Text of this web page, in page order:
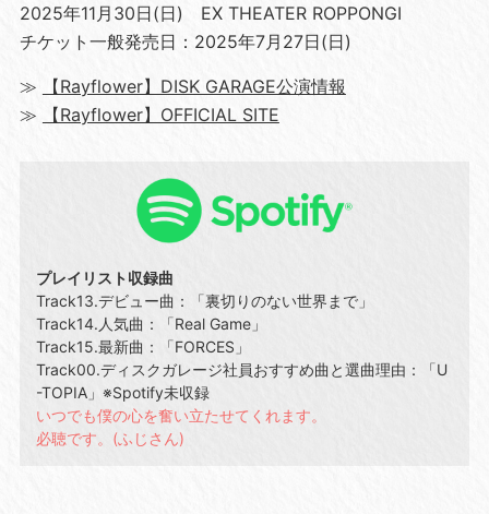
2025年11月30日(日) EX THEATER ROPPONGI
チケット一般発売日：2025年7月27日(日)
≫
【Rayflower】DISK GARAGE公演情報
≫
【Rayflower】OFFICIAL SITE
プレイリスト収録曲
Track13.デビュー曲：「裏切りのない世界まで」
Track14.人気曲：「Real Game」
Track15.最新曲：「FORCES」
Track00.ディスクガレージ社員おすすめ曲と選曲理由：「U
-TOPIA」※Spotify未収録
いつでも僕の心を奮い立たせてくれます。
必聴です。(ふじさん)